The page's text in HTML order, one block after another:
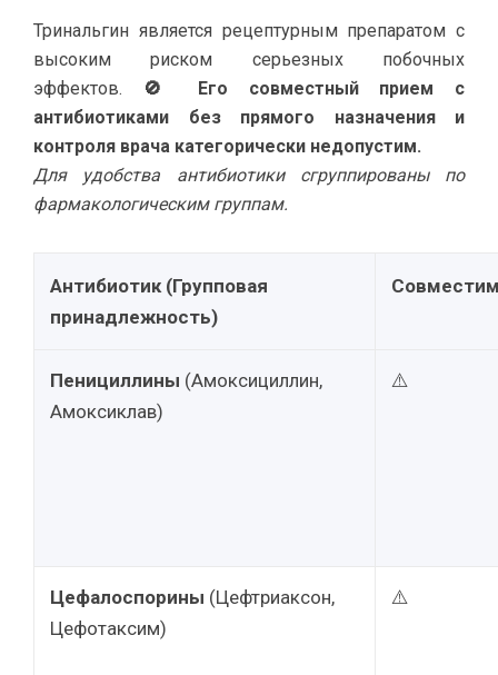
Тринальгин является рецептурным препаратом с
высоким риском серьезных побочных
эффектов.
🚫 Его совместный прием с
антибиотиками без прямого назначения и
контроля врача категорически недопустим.
Для удобства антибиотики сгруппированы по
фармакологическим группам.
Антибиотик (Групповая
принадлежность)
Пенициллины (Амоксициллин,
Амоксиклав)
⚠️
Цефалоспорины (Цефтриаксон,
Цефотаксим)
⚠️